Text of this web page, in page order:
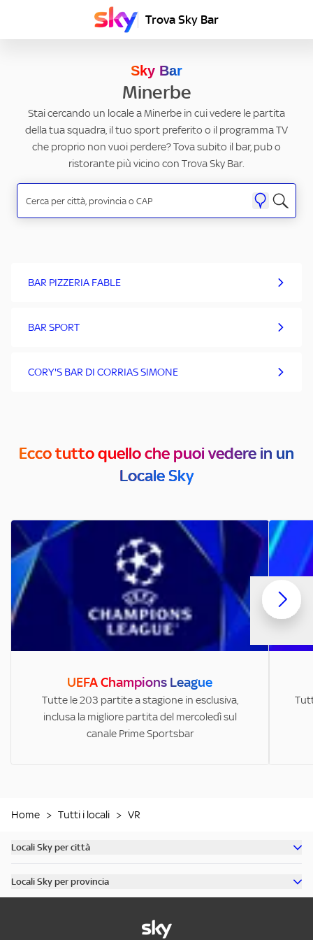
Trova Sky Bar
Sky Bar
Minerbe
Stai cercando un locale a Minerbe in cui vedere le partita
della tua squadra, il tuo sport preferito o il programma TV
che proprio non vuoi perdere? Tova subito il bar, pub o
ristorante più vicino con Trova Sky Bar.
BAR PIZZERIA FABLE
BAR SPORT
CORY'S BAR DI CORRIAS SIMONE
Ecco tutto quello che puoi vedere in un
Locale Sky
UEFA Champions League
Tutte le 203 partite a stagione in esclusiva,
inclusa la migliore partita del mercoledì sul
canale Prime Sportsbar
Home > Tutti i locali > VR
Locali Sky per città
Scopri tutti i bar di Roma
Locali Sky per provincia
Scopri tutti i bar in provincia di Milano
Scopri tutti i bar in provincia di Roma